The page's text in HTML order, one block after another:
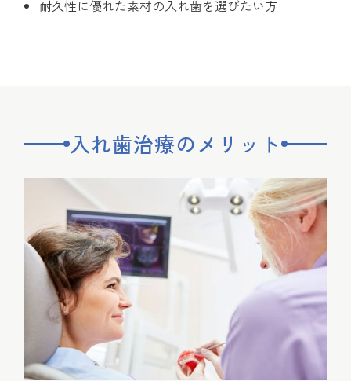
耐久性に優れた素材の入れ歯を選びたい方
入れ歯治療のメリット